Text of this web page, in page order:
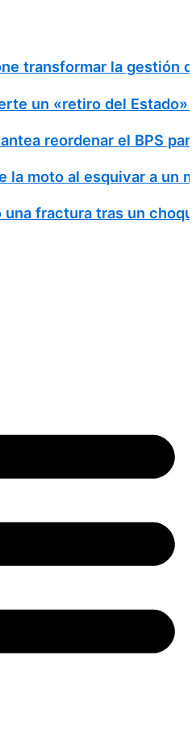
transformar la gestión
un «retiro del
reordenar el BPS
la moto al esquivar a un
fractura tras un